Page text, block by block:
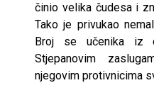
činio velika čudesa i
Tako je privukao
Broj se učenika iz
Stjepanovim
njegovim protivnicima